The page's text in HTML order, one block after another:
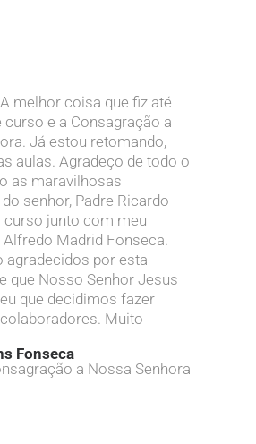
A melhor coisa que fiz até
e a Consagração a
Já estou retomando,
aulas. Agradeço de todo o
as maravilhosas
senhor, Padre Ricardo
curso junto com meu
Alfredo Madrid Fonseca.
agradecidos por esta
que Nosso Senhor Jesus
que decidimos fazer
Muito
Fonseca
a Nossa Senhora